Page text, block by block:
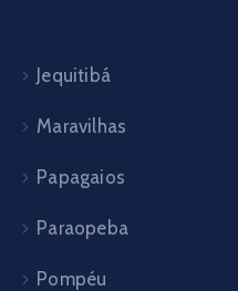
Jequitibá
Maravilhas
Papagaios
Paraopeba
Pompéu